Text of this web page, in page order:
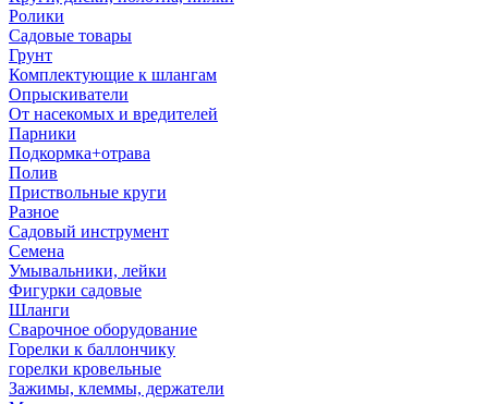
Ролики
Садовые товары
Грунт
Комплектующие к шлангам
Опрыскиватели
От насекомых и вредителей
Парники
Подкормка+отрава
Полив
Приствольные круги
Разное
Садовый инструмент
Семена
Умывальники, лейки
Фигурки садовые
Шланги
Сварочное оборудование
Горелки к баллончику
горелки кровельные
Зажимы, клеммы, держатели